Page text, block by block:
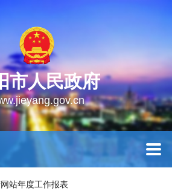
市人民政府
站年度工作报表